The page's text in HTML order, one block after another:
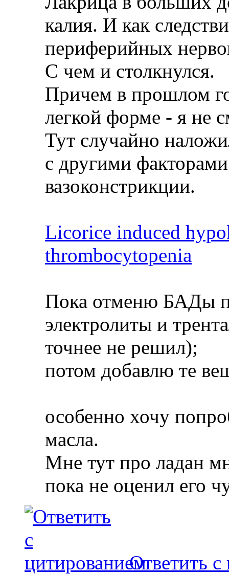
калия. И как
периферийных
С чем и столкнулся.
Причем в прошлом
легкой форме - я не
Тут случайно
с другими
вазоконстрикции.
Licorice induced
thrombocytopenia
Пока отменю БАДы
электролиты и
точнее не решил);
потом добавлю те
особенно хочу
масла.
Мне тут про ладан
пока не оценил его
Ответить с